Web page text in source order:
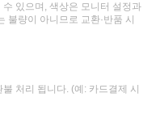
있으며, 색상은 모니터 설정과
불량이 아니므로 교환·반품 시
처리 됩니다. (예: 카드결제 시